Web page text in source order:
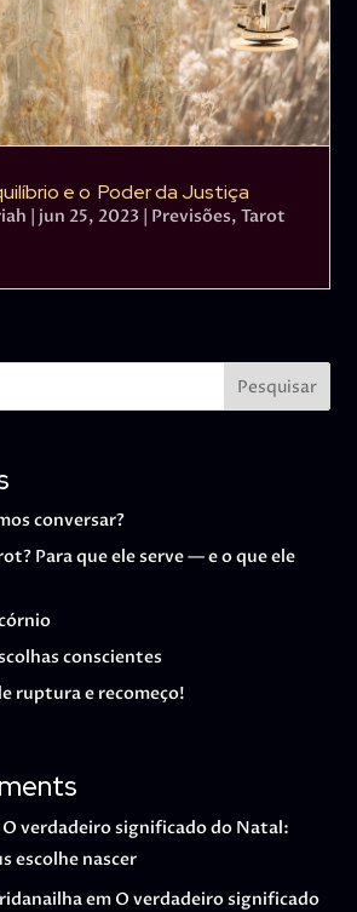
e o Poder da Justiça
| jun 25, 2023 | Previsões,Tarot
Pesquisar
conversar?
Para que ele serve — e o que ele
conscientes
ruptura e recomeço!
O verdadeiro significado do Natal:
escolhe nascer
em O verdadeiro significado